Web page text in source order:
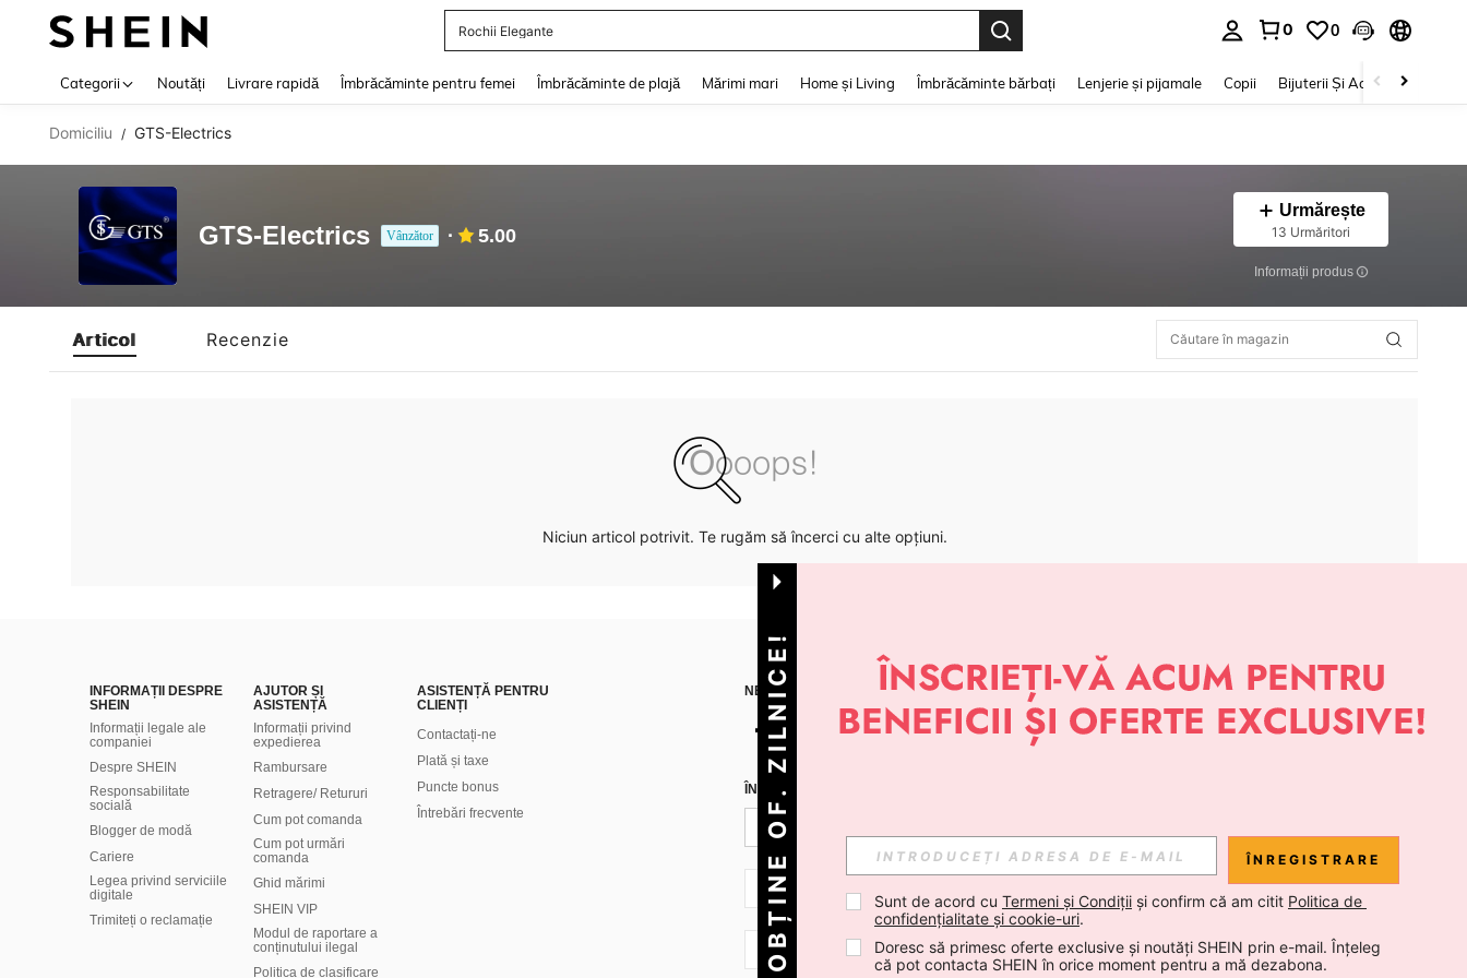
Rochii Elegante
0 0
Categorii Noutăți Livrare rapidă Îmbrăcăminte pentru femei Îmbrăcăminte de plajă Mărimi mari Home și Living Îmbrăcăminte bărbați Lenjerie și pijamale Copii Bijuterii Și Accesorii
Domiciliu / GTS-Electrics
GTS-Electrics Vânzător 5.00
Urmărește
13 Urmăritori
Informații produs
Articol Recenzie
Niciun articol potrivit. Te rugăm să încerci cu alte opțiuni.
INFORMAȚII DESPRE
SHEIN
Informații legale ale
companiei
Despre SHEIN
Responsabilitate
socială
Blogger de modă
Cariere
Legea privind serviciile
digitale
Trimiteți o reclamație
AJUTOR ȘI
ASISTENȚĂ
Informații privind
expedierea
Rambursare
Retragere/ Retururi
Cum pot comanda
Cum pot urmări
comanda
Ghid mărimi
SHEIN VIP
Modul de raportare a
conținutului ilegal
Politica de clasificare
ASISTENȚĂ PENTRU
CLIENȚI
Contactați-ne
Plată și taxe
Puncte bonus
Întrebări frecvente
NE GĂSEȘTI PE APLICAȚIE
ÎNREGISTREAZĂ-TE PENTRU A PRIMI NOUTĂȚI DESPRE STIL DE LA SHEIN
RO + 40 Abonare
RO + 40 Abonare
OBȚINE OF. ZILNICE! ÎNREGISTRARE
Sunt de acord cu Termeni și Condiții și confirm că am citit Politica de
confidențialitate și cookie-uri.
Doresc să primesc oferte exclusive și noutăți SHEIN prin e-mail. Înțeleg
că pot contacta SHEIN în orice moment pentru a mă dezabona.